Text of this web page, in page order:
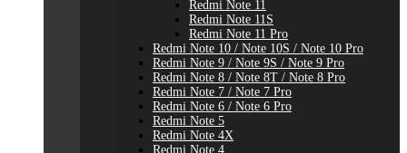
Redmi Note 11
Redmi Note 11S
Redmi Note 11 Pro
Redmi Note 10 / Note 10S / Note 10 Pro
Redmi Note 9 / Note 9S / Note 9 Pro
Redmi Note 8 / Note 8T / Note 8 Pro
Redmi Note 7 / Note 7 Pro
Redmi Note 6 / Note 6 Pro
Redmi Note 5
Redmi Note 4X
Redmi Note 4